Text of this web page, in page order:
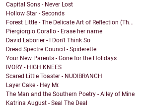
Capital Sons - Never Lost
Hollow Star - Seconds
Forest Little - The Delicate Art of Reflection (Th...
Piergiorgio Corallo - Erase her name
David Laborier - I Don't Think So
Dread Spectre Council - Spiderette
Your New Parents - Gone for the Holidays
IVORY - HIGH KNEES
Scared Little Toaster - NUDIBRANCH
Layer Cake - Hey Mr.
The Man and the Southern Poetry - Alley of Mine
Katrina August - Seal The Deal